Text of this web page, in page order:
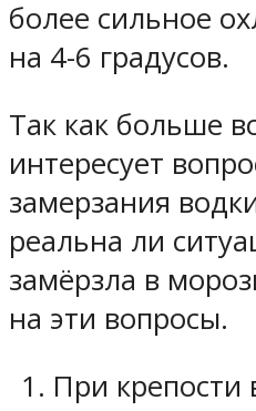
более сильное
на 4-6 градусов.
Так как больше
интересует
замерзания
реальна ли
замёрзла в
на эти вопросы.
При крепости